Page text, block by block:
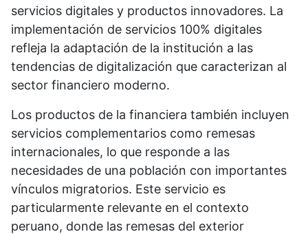
servicios digitales y productos innovadores. La
implementación de servicios 100% digitales
refleja la adaptación de la institución a las
tendencias de digitalización que caracterizan al
sector financiero moderno.
Los productos de la financiera también incluyen
servicios complementarios como remesas
internacionales, lo que responde a las
necesidades de una población con importantes
vínculos migratorios. Este servicio es
particularmente relevante en el contexto
peruano, donde las remesas del exterior